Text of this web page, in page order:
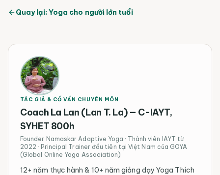
Quay lại: Yoga cho người lớn tuổi
TÁC GIẢ & CỐ VẤN CHUYÊN MÔN
Coach La Lan (Lan T. La) — C-IAYT,
SYHET 800h
Founder Namaskar Adaptive Yoga · Thành viên IAYT từ
2022 · Principal Trainer đầu tiên tại Việt Nam của GOYA
(Global Online Yoga Association)
12+ năm thực hành & 10+ năm giảng dạy Yoga Thích